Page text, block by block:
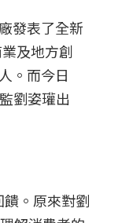
發表了全新
及地方創
。而今日
劉姿瓘出
。原來對劉